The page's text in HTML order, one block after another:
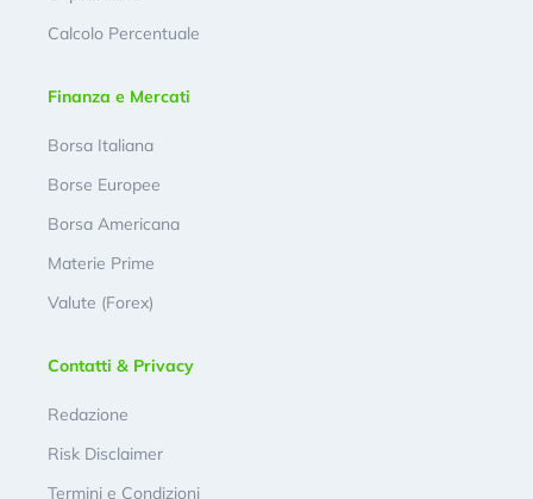
Calcolo Percentuale
Finanza e Mercati
Borsa Italiana
Borse Europee
Borsa Americana
Materie Prime
Valute (Forex)
Contatti & Privacy
Redazione
Risk Disclaimer
Termini e Condizioni